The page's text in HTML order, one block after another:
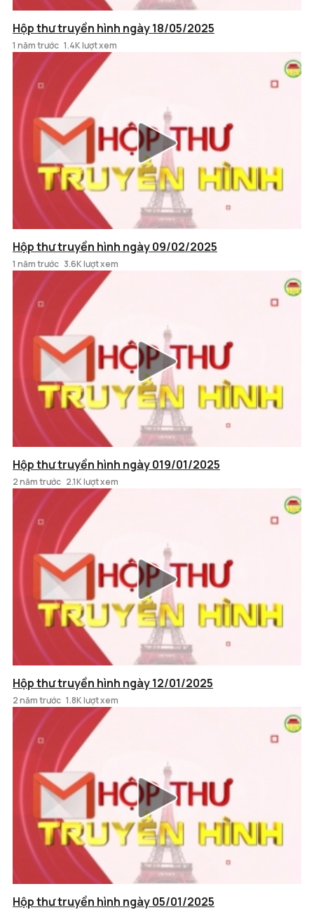
Hộp thư truyền hình ngày 18/05/2025
1 năm trước 1.4K lượt xem
Hộp thư truyền hình ngày 09/02/2025
1 năm trước 3.6K lượt xem
Hộp thư truyền hình ngày 019/01/2025
2 năm trước 2.1K lượt xem
Hộp thư truyền hình ngày 12/01/2025
2 năm trước 1.8K lượt xem
Hộp thư truyền hình ngày 05/01/2025